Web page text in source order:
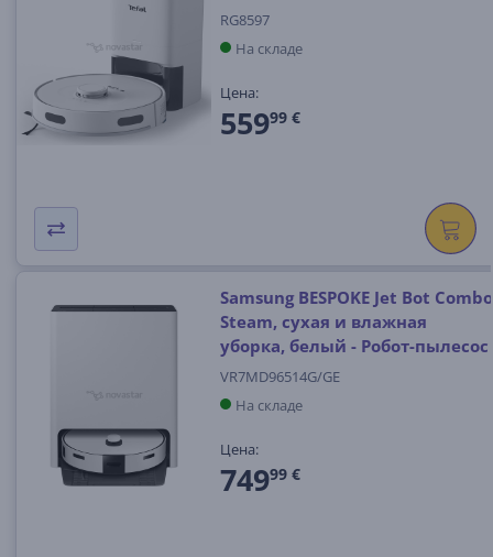
RG8597
На складе
Цена:
55999 €
Samsung BESPOKE Jet Bot Combo
Steam, сухая и влажная
уборка, белый - Робот-пылесос
VR7MD96514G/GE
На складе
Цена:
74999 €